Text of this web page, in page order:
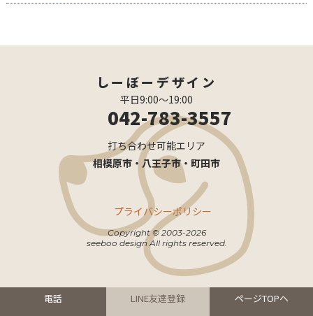
電話 LINE友達登録 ページTOPヘ
しーぼーデザイン
平日9:00〜19:00
042-783-3557
打ち合わせ可能エリア
相模原市・八王子市・町田市
プライバシーポリシー
Copyright © 2003-2026
seeboo design All rights reserved.